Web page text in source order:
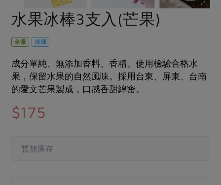
個人清潔
家庭清潔 織品
日用品
防災用品
最新產品
優惠專區
主題食譜
養身食補
節慶大餐
高麗菜海鮮煎餅
2024農業發展計畫年度報告
更多議題活動
把最好的台灣味帶回家！
生活者e週報
綠主張月刊
典藏閱覽室
選舉專區
最新消息
媒體報導
下載專區
社務會議
水果冰棒3支入(芒果)
全素 冷凍
成分單純、無添加香料、香精。使用檢驗合格水
果，保留水果的自然風味。採用台東、屏東、台南
的愛文芒果製成，口感香甜綿密。
$175
暫無庫存